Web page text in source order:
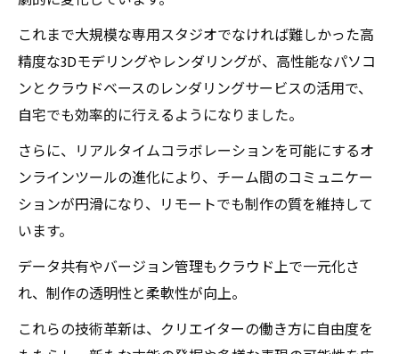
これまで大規模な専用スタジオでなければ難しかった高
精度な3Dモデリングやレンダリングが、高性能なパソコ
ンとクラウドベースのレンダリングサービスの活用で、
自宅でも効率的に行えるようになりました。
さらに、リアルタイムコラボレーションを可能にするオ
ンラインツールの進化により、チーム間のコミュニケー
ションが円滑になり、リモートでも制作の質を維持して
います。
データ共有やバージョン管理もクラウド上で一元化さ
れ、制作の透明性と柔軟性が向上。
これらの技術革新は、クリエイターの働き方に自由度を